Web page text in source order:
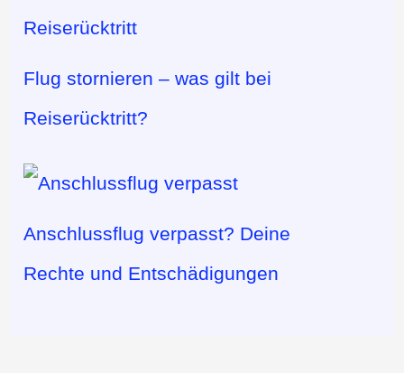
Flug stornieren – was gilt bei
Reiserücktritt?
Anschlussflug verpasst? Deine
Rechte und Entschädigungen